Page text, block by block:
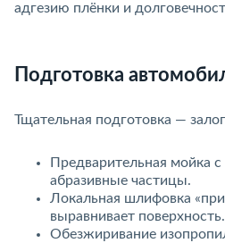
адгезию плёнки и
Подготовка
Тщательная подготовка —
Предварительная мойка
абразивные частицы.
Локальная шлифовка
ыравнивает поверхность.
Обезжиривание